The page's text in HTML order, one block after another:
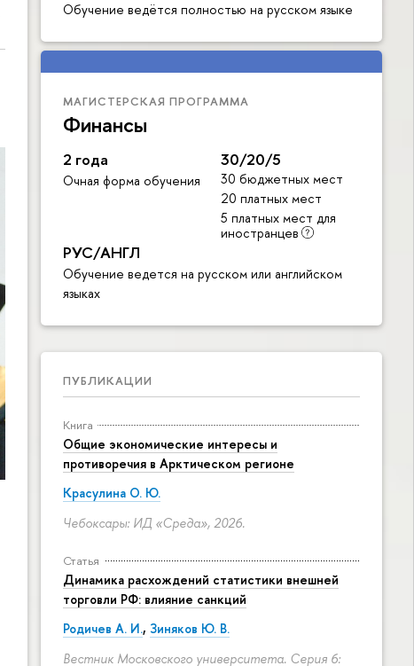
Обучение ведётся полностью на русском языке
МАГИСТЕРСКАЯ ПРОГРАММА
Финансы
2 года
Очная форма обучения
30/20/5
30 бюджетных мест
20 платных мест
5 платных мест для
иностранцев
РУС/АНГЛ
Обучение ведется на русском или английском
языках
ПУБЛИКАЦИИ
Книга
Общие экономические интересы и
противоречия в Арктическом регионе
Красулина О. Ю.
Чебоксары: ИД «Среда», 2026.
Статья
Динамика расхождений статистики внешней
торговли РФ: влияние санкций
Родичев А. И., Зиняков Ю. В.
Вестник Московского университета. Серия 6: